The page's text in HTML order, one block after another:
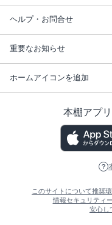
ヘルプ・お問合せ
重要なお知らせ
ホームアイコンを追加
本棚アプ
このサイトについて推奨
情報セキュリティ
安心し